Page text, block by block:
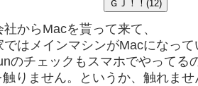
からMacを貰って来て、
ではメインマシンがMacになって
のチェックもスマホでやってる
りません。というか、触れませ